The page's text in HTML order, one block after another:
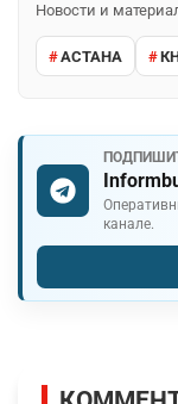
Новости и
АСТАНА
канале.